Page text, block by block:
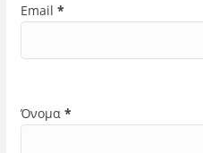
Email *
Όνομα *